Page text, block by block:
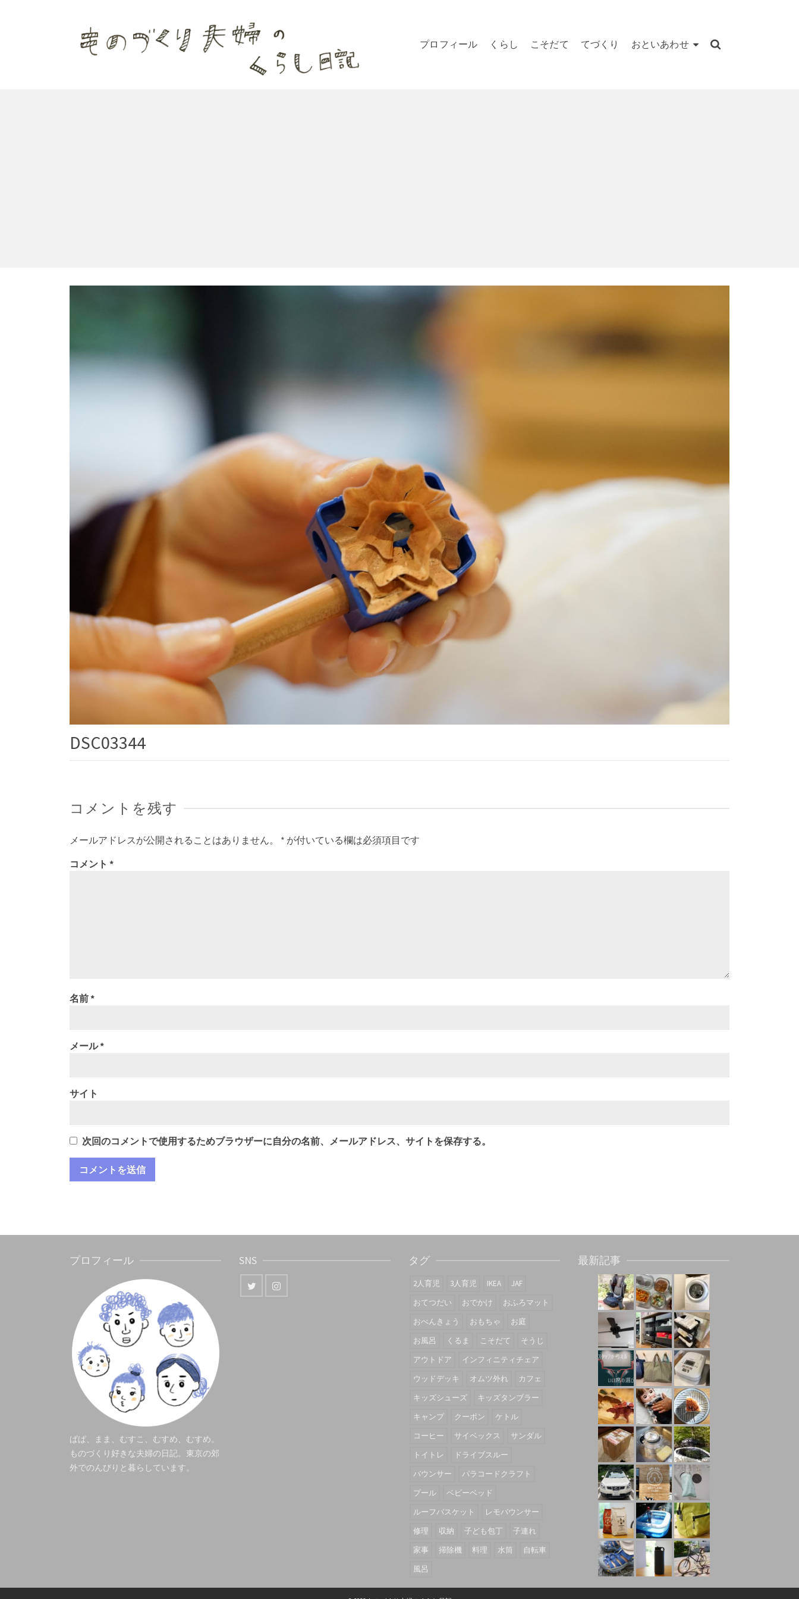
プロフィール くらし こそだて てづくり おといあわせ
DSC03344
コメントを残す
メールアドレスが公開されることはありません。 * が付いている欄は必須項目です
コメント *
名前*
メール*
サイト
次回のコメントで使用するためブラウザーに自分の名前、メールアドレス、サイトを保存する。
プロフィール
ぱぱ、まま、むすこ、むすめ、むすめ。
ものづくり好きな夫婦の日記。東京の郊
外でのんびりと暮らしています。
SNS タグ
2人育児 3人育児 IKEA
JAF
おてつだい
おでかけ
おふろマット
おべんきょう
おもちゃ
お庭
お風呂
くるま こそだて
そうじ
アウトドア
インフィニティチェア
ウッドデッキ
オムツ外れ
カフェ
キッズシューズ
キッズタンブラー
キャンプ
クーポン
ケトル
コーヒー
サイベックス
サンダル
トイトレ
ドライブスルー
バウンサー
パラコードクラフト
プール
ベビーベッド
ルーフバスケット
レモバウンサー
修理
収納 子ども包丁
子連れ
家事
掃除機 料理 水筒
自転車
風呂
最新記事